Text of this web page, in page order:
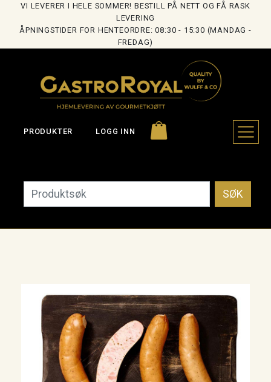
VI LEVERER I HELE SOMMER! BESTILL PÅ NETT OG FÅ RASK
LEVERING
ÅPNINGSTIDER FOR HENTEORDRE: 08:30 - 15:30 (MANDAG -
FREDAG)
PRODUKTER LOGG INN
SØK